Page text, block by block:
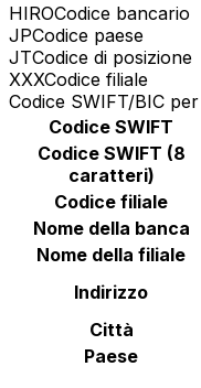
HIROCodice bancario
JPCodice paese
JTCodice di posizione
XXXCodice filiale
Codice SWIFT/BIC
Codice SWIFT
Codice SWIFT (8
caratteri)
Codice filiale
Nome della banca
Nome della filiale
Indirizzo
Città
Paese